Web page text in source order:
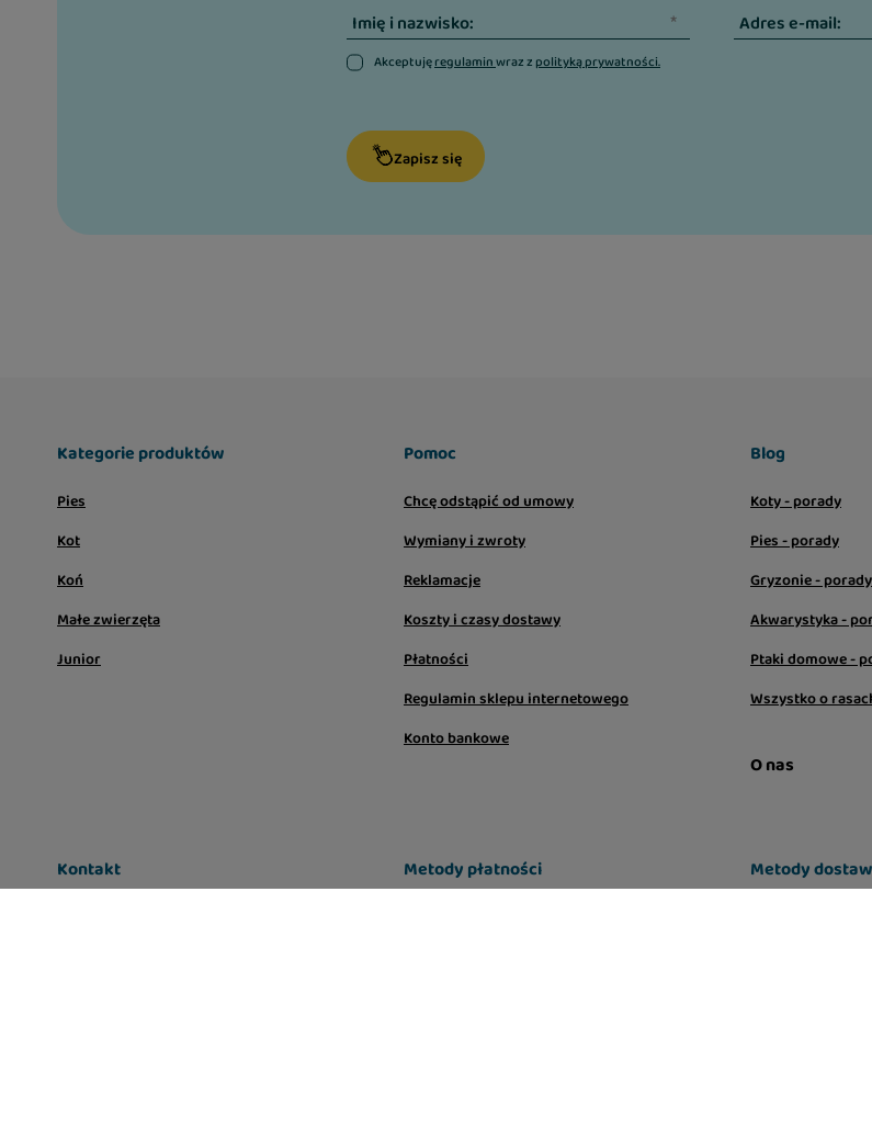
Imię i nazwisko: Adres e-mail:
Akceptujęregulaminwraz zpolityką prywatności.
Zapisz się
Kategorie produktów
Pies
Kot
Koń
Małe zwierzęta
Junior
Pomoc
Chcę odstąpić od umowy
Wymiany i zwroty
Reklamacje
Koszty i czasy dostawy
Płatności
Regulamin sklepu internetowego
Konto bankowe
Blog
Koty - porady
Pies - porady
Gryzonie - porady
Akwarystyka -
Ptaki domowe -
Wszystko o
O nas
Kontakt Metody płatności Metody dostaw